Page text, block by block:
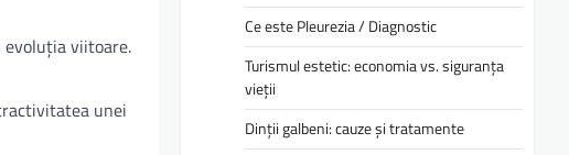
viitoare.
unei
Ce este Pleurezia / Diagnostic
Turismul estetic: economia vs. siguranța
vieții
Dinții galbeni: cauze și tratamente